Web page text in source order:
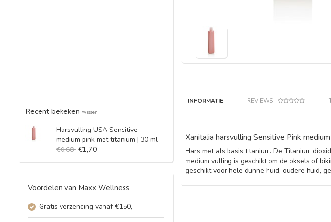
Recent bekeken Wissen
Harsvulling USA Sensitive
medium pink met titanium | 30 ml
€0,68 €1,70
Voordelen van Maxx Wellness
Gratis verzending vanaf €150,-
INFORMATIE REVIEWS
Xanitalia harsvulling Sensitive Pink
Hars met als basis titanium. De Titanium
medium vulling is geschikt om de oksels of
geschikt voor hele dunne huid, oudere huid,